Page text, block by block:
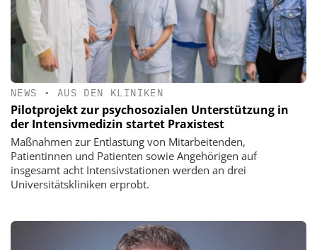
NEWS • AUS DEN KLINIKEN
Pilotprojekt zur psychosozialen Unterstützung in
der Intensivmedizin startet Praxistest
Maßnahmen zur Entlastung von Mitarbeitenden,
Patientinnen und Patienten sowie Angehörigen auf
insgesamt acht Intensivstationen werden an drei
Universitätskliniken erprobt.